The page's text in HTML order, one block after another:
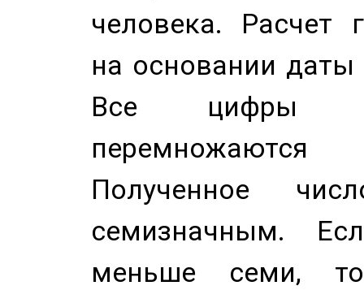
человека. Расчет
на основании
Все цифры
Полученное
семизначным.
меньше семи,